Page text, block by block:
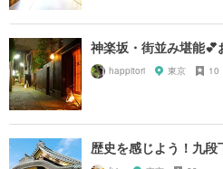
神楽坂・街並み堪能💕
happitori 東京 10
歴史を感じよう！九